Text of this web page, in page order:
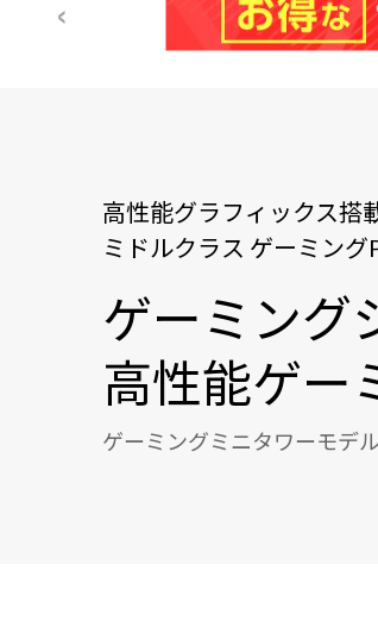
高性能グラフィックス搭
ミドルクラス ゲーミング
ゲーミング
高性能ゲー
ゲーミングミニタワーモデル